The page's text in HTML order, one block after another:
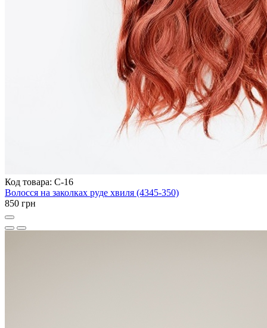
Код товара: C-16
Волосся на заколках руде хвиля (4345-350)
850 грн